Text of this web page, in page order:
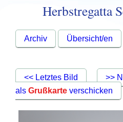
Herbstregatta
Archiv Übersicht/en
<< Letztes Bild >>
alsGrußkarte verschicken